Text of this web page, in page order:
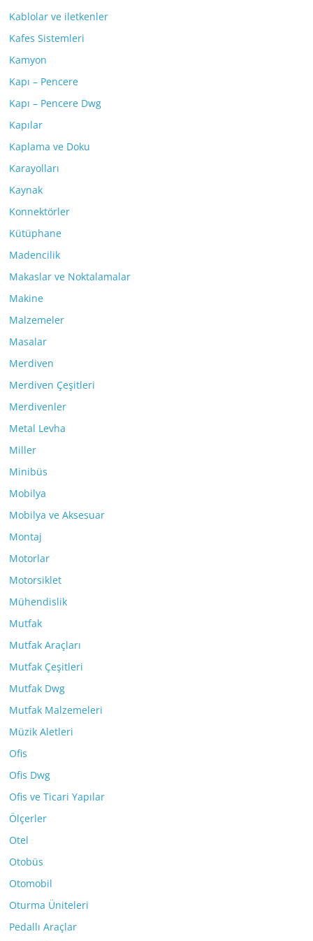
Kablolar ve iletkenler
Kafes Sistemleri
Kamyon
Kapı – Pencere
Kapı – Pencere Dwg
Kapılar
Kaplama ve Doku
Karayolları
Kaynak
Konnektörler
Kütüphane
Madencilik
Makaslar ve Noktalamalar
Makine
Malzemeler
Masalar
Merdiven
Merdiven Çeşitleri
Merdivenler
Metal Levha
Miller
Minibüs
Mobilya
Mobilya ve Aksesuar
Montaj
Motorlar
Motorsiklet
Mühendislik
Mutfak
Mutfak Araçları
Mutfak Çeşitleri
Mutfak Dwg
Mutfak Malzemeleri
Müzik Aletleri
Ofis
Ofis Dwg
Ofis ve Ticari Yapılar
Ölçerler
Otel
Otobüs
Otomobil
Oturma Üniteleri
Pedallı Araçlar